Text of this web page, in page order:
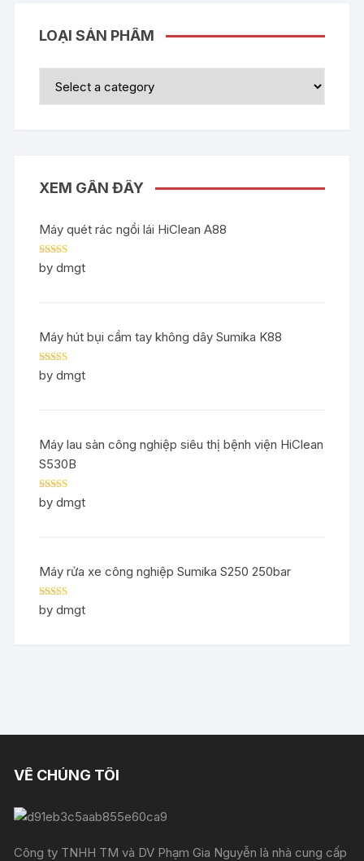
LOẠI SẢN PHẨM
XEM GẦN ĐÂY
Máy quét rác ngồi lái HiClean A88
Rated5out
of 5
by dmgt
Máy hút bụi cầm tay không dây Sumika K88
Rated5out
of 5
by dmgt
Máy lau sàn công nghiệp siêu thị bệnh viện HiClean
S530B
Rated5out
of 5
by dmgt
Máy rửa xe công nghiệp Sumika S250 250bar
Rated5out
of 5
by dmgt
VỀ CHÚNG TÔI
Công ty TNHH TM và DV Phạm Gia Nguyễn là nhà cung cấp